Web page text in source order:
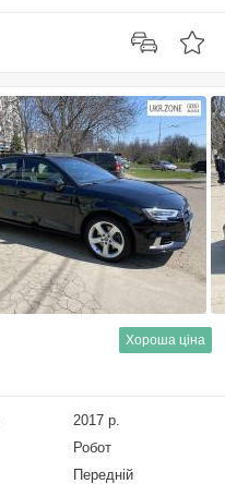
Хороша ціна
2017 р.
Робот
Передній